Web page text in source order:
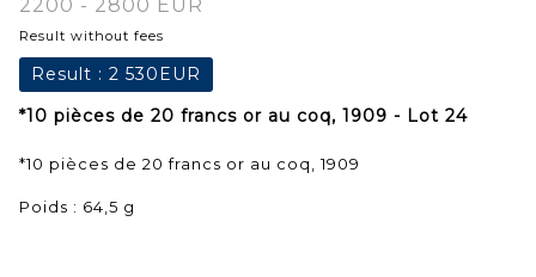
2200 - 2800 EUR
Result without fees
Result : 2 530EUR
*10 pièces de 20 francs or au coq, 1909 - Lot 24
*10 pièces de 20 francs or au coq, 1909
Poids : 64,5 g